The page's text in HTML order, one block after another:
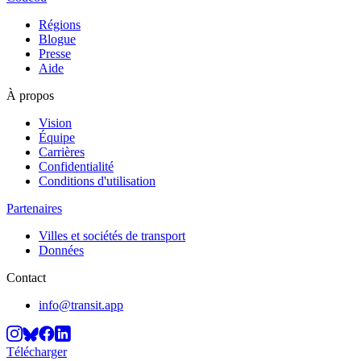
Régions
Blogue
Presse
Aide
À propos
Vision
Équipe
Carrières
Confidentialité
Conditions d'utilisation
Partenaires
Villes et sociétés de transport
Données
Contact
info@transit.app
Télécharger